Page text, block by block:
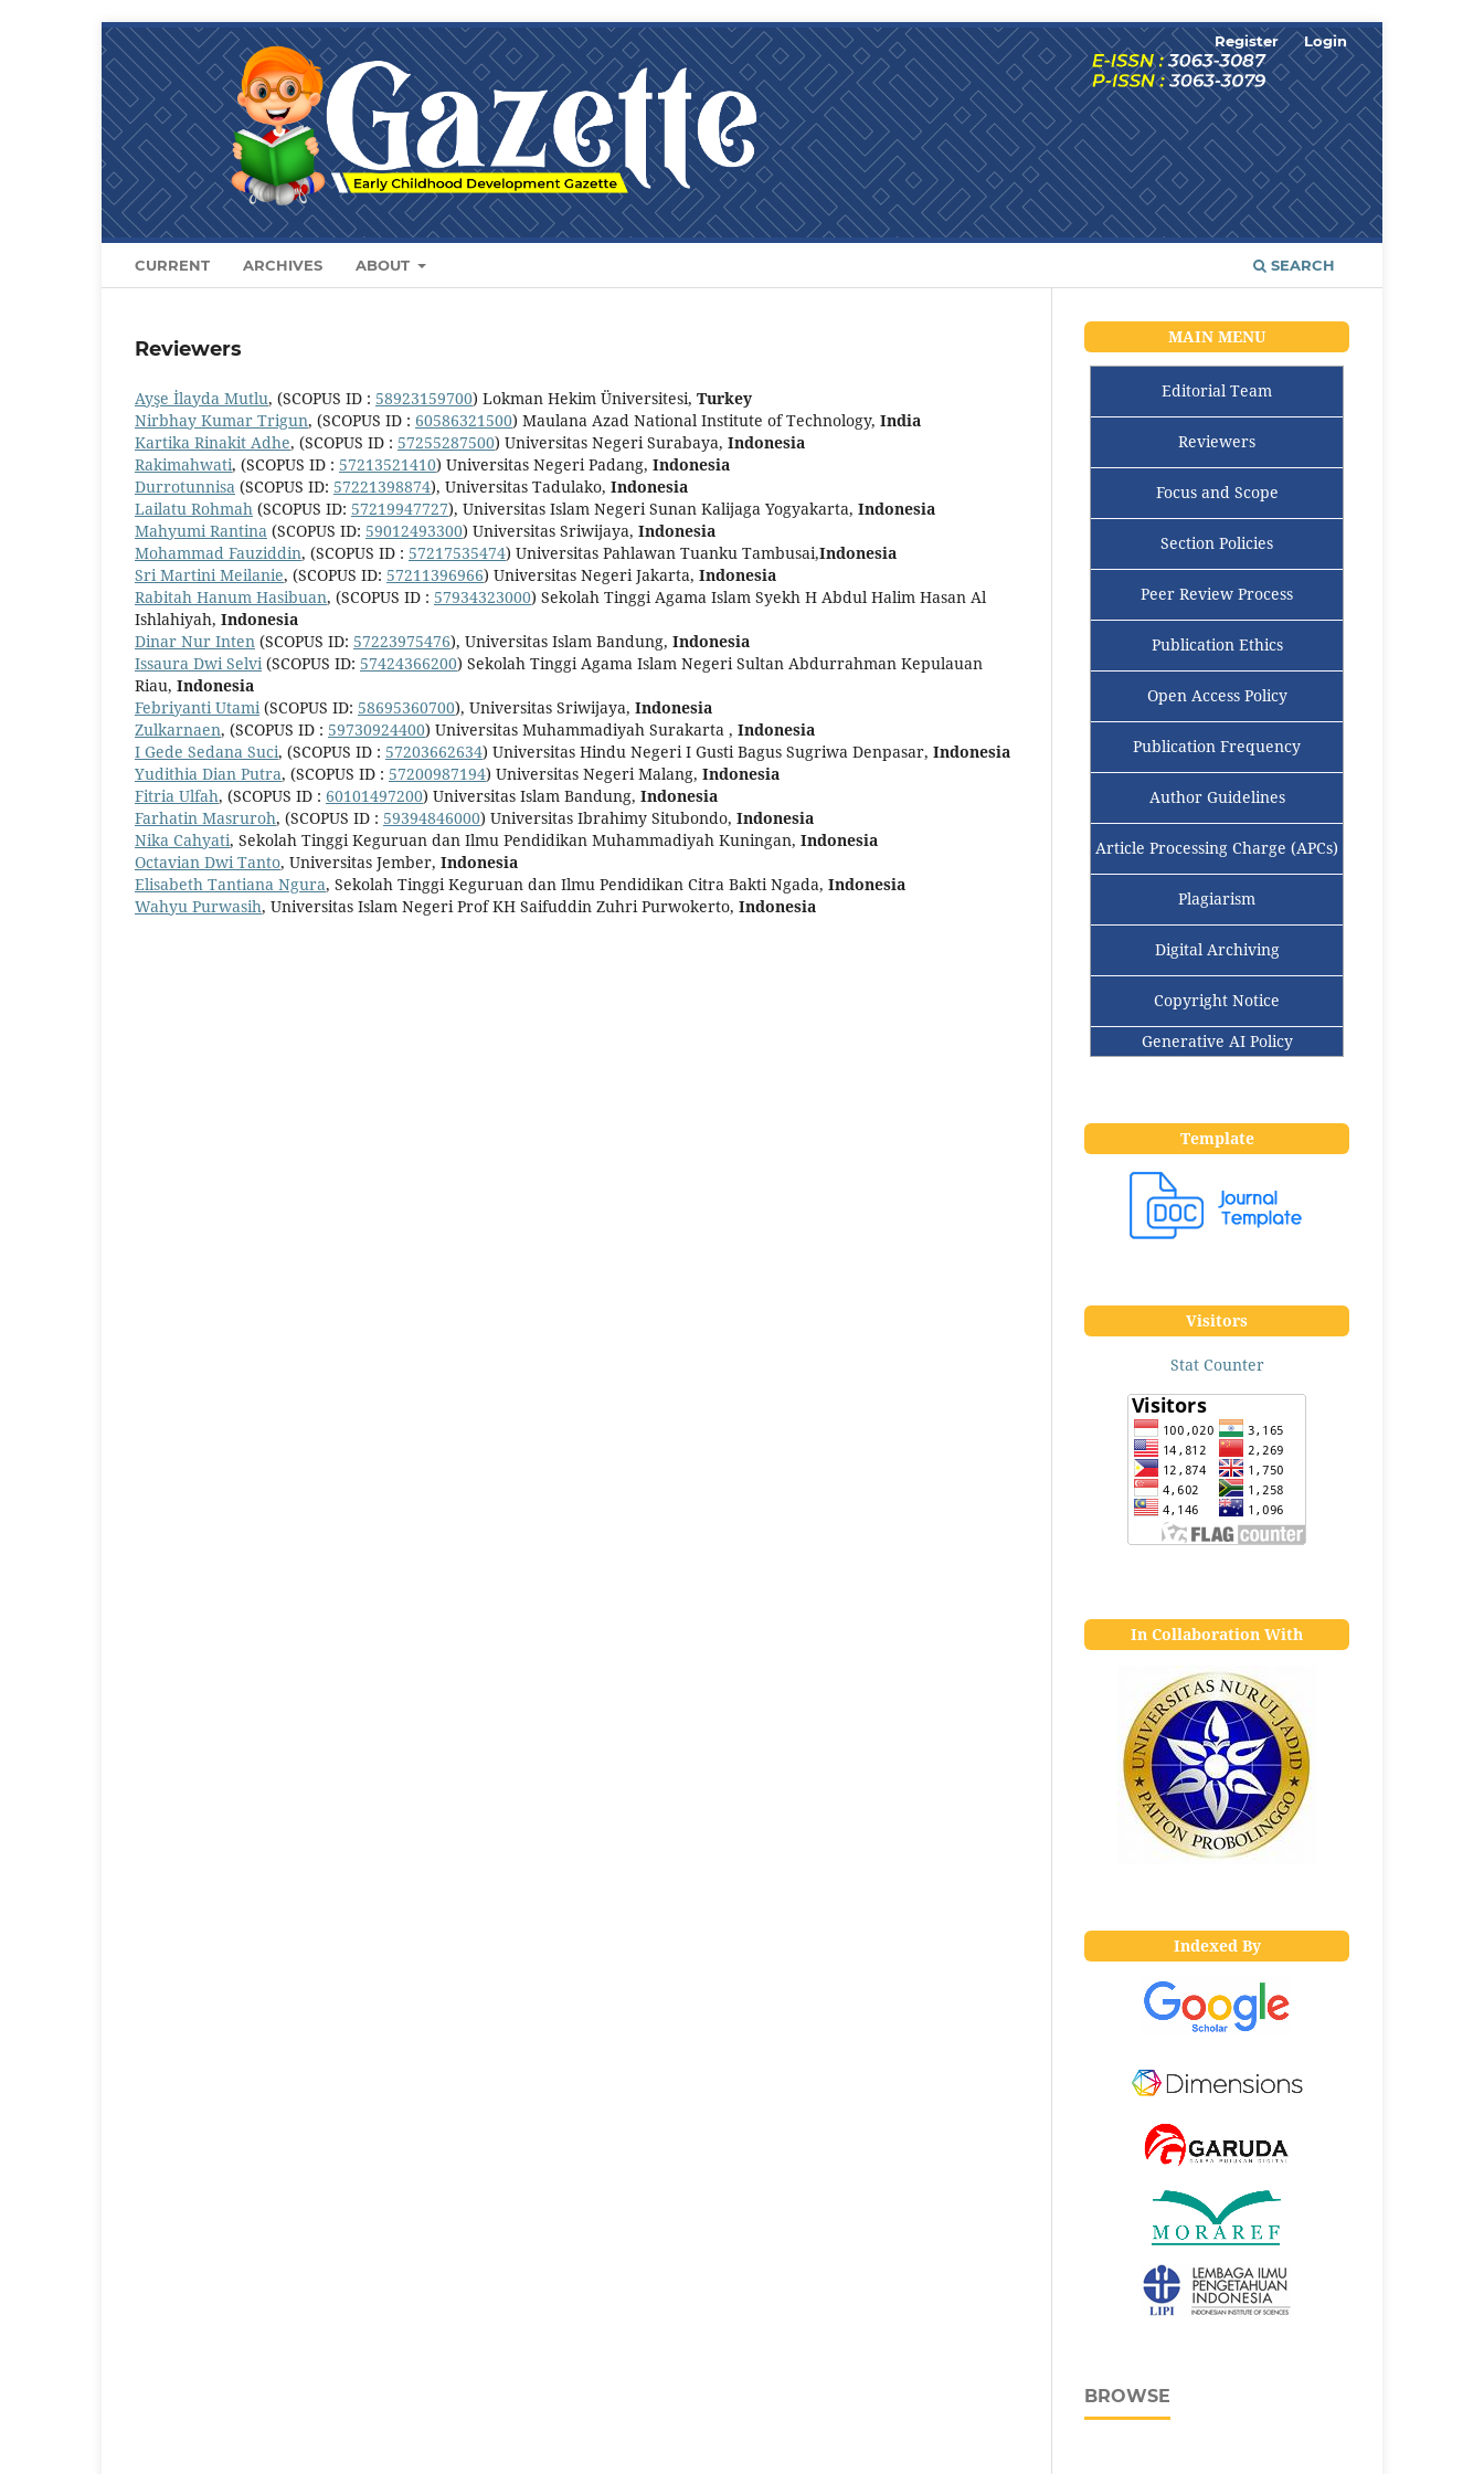
CURRENT ARCHIVES ABOUT SEARCH
Register Login
Reviewers
Ayşe İlayda Mutlu, (SCOPUS ID : 58923159700) Lokman Hekim Üniversitesi, Turkey
Nirbhay Kumar Trigun, (SCOPUS ID : 60586321500) Maulana Azad National Institute of Technology, India
Kartika Rinakit Adhe, (SCOPUS ID : 57255287500) Universitas Negeri Surabaya, Indonesia
Rakimahwati, (SCOPUS ID : 57213521410) Universitas Negeri Padang, Indonesia
Durrotunnisa (SCOPUS ID: 57221398874), Universitas Tadulako, Indonesia
Lailatu Rohmah (SCOPUS ID: 57219947727), Universitas Islam Negeri Sunan Kalijaga Yogyakarta, Indonesia
Mahyumi Rantina (SCOPUS ID: 59012493300) Universitas Sriwijaya, Indonesia
Mohammad Fauziddin, (SCOPUS ID : 57217535474) Universitas Pahlawan Tuanku Tambusai,Indonesia
Sri Martini Meilanie, (SCOPUS ID: 57211396966) Universitas Negeri Jakarta, Indonesia
Rabitah Hanum Hasibuan, (SCOPUS ID : 57934323000) Sekolah Tinggi Agama Islam Syekh H Abdul Halim Hasan Al
Ishlahiyah, Indonesia
Dinar Nur Inten (SCOPUS ID: 57223975476), Universitas Islam Bandung, Indonesia
Issaura Dwi Selvi (SCOPUS ID: 57424366200) Sekolah Tinggi Agama Islam Negeri Sultan Abdurrahman Kepulauan
Riau, Indonesia
Febriyanti Utami (SCOPUS ID: 58695360700), Universitas Sriwijaya, Indonesia
Zulkarnaen, (SCOPUS ID : 59730924400) Universitas Muhammadiyah Surakarta , Indonesia
I Gede Sedana Suci, (SCOPUS ID : 57203662634) Universitas Hindu Negeri I Gusti Bagus Sugriwa Denpasar, Indonesia
Yudithia Dian Putra, (SCOPUS ID : 57200987194) Universitas Negeri Malang, Indonesia
Fitria Ulfah, (SCOPUS ID : 60101497200) Universitas Islam Bandung, Indonesia
Farhatin Masruroh, (SCOPUS ID : 59394846000) Universitas Ibrahimy Situbondo, Indonesia
Nika Cahyati, Sekolah Tinggi Keguruan dan Ilmu Pendidikan Muhammadiyah Kuningan, Indonesia
Octavian Dwi Tanto, Universitas Jember, Indonesia
Elisabeth Tantiana Ngura, Sekolah Tinggi Keguruan dan Ilmu Pendidikan Citra Bakti Ngada, Indonesia
Wahyu Purwasih, Universitas Islam Negeri Prof KH Saifuddin Zuhri Purwokerto, Indonesia
MAIN MENU
Editorial Team
Reviewers
Focus and Scope
Section Policies
Peer Review Process
Publication Ethics
Open Access Policy
Publication Frequency
Author Guidelines
Article Processing Charge (APCs)
Plagiarism
Digital Archiving
Copyright Notice
Generative AI Policy
Template
Visitors
Stat Counter
In Collaboration With
Indexed By
BROWSE